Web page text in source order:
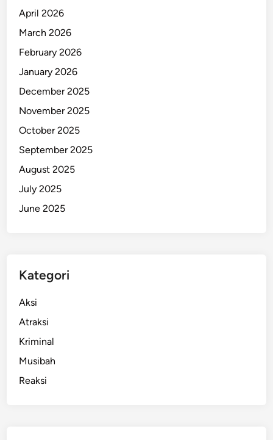
April 2026
March 2026
February 2026
January 2026
December 2025
November 2025
October 2025
September 2025
August 2025
July 2025
June 2025
Kategori
Aksi
Atraksi
Kriminal
Musibah
Reaksi